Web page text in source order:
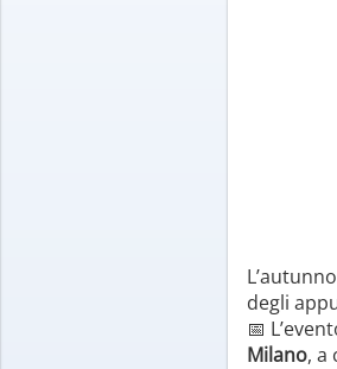
degli
📅
Milano, a